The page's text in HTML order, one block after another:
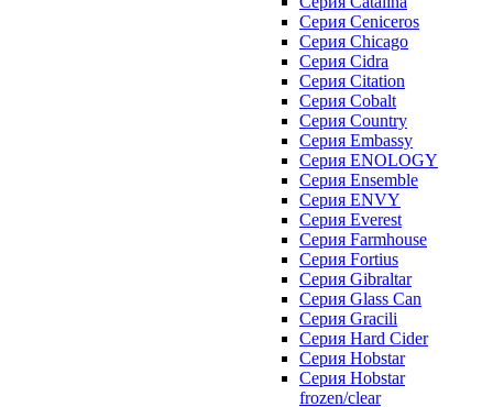
Серия Ceniceros
Серия Chicago
Серия Cidra
Серия Citation
Серия Cobalt
Серия Country
Серия Embassy
Серия ENOLOGY
Серия Ensemble
Серия ENVY
Серия Everest
Серия Farmhouse
Серия Fortius
Серия Gibraltar
Серия Glass Can
Серия Gracili
Серия Hard Cider
Серия Hobstar
Серия Hobstar
frozen/clear